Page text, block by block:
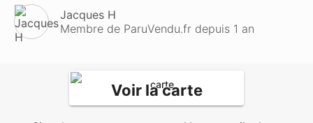
Jacques H
Membre de ParuVendu.fr depuis 1 an
Voir la carte